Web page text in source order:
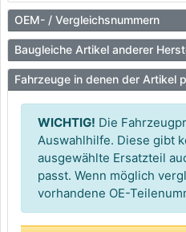
OEM- / Vergleichsnummern
Baugleiche Artikel anderer
Fahrzeuge in denen der Artikel
WICHTIG! Die
Auswahlhilfe. Diese gibt
ausgewählte Ersatzteil
passt. Wenn möglich
vorhandene OE-